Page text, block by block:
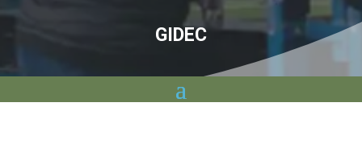
GIDEC